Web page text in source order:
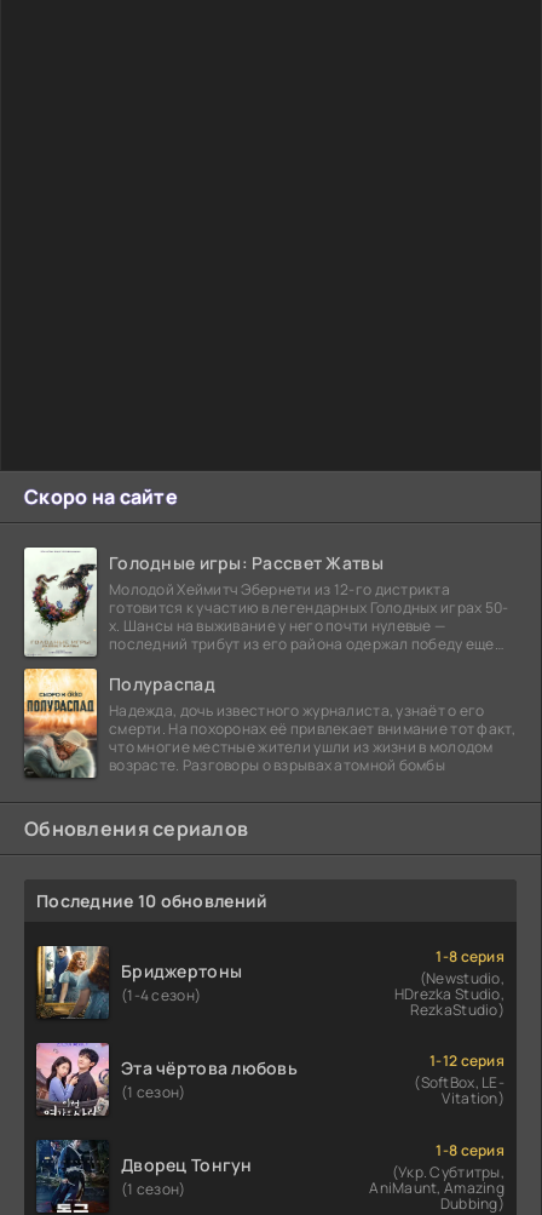
Скоро на сайте
Голодные игры: Рассвет Жатвы
Молодой Хеймитч Эбернети из 12-го дистрикта
готовится к участию в легендарных Голодных играх 50-
х. Шансы на выживание у него почти нулевые —
последний трибут из его района одержал победу еще
Полураспад
Надежда, дочь известного журналиста, узнаёт о его
смерти. На похоронах её привлекает внимание тот факт,
что многие местные жители ушли из жизни в молодом
возрасте. Разговоры о взрывах атомной бомбы
Обновления сериалов
Последние 10 обновлений
Бриджертоны
(1-4 сезон)
1-8 серия
(Newstudio,
HDrezka Studio,
RezkaStudio)
Эта чёртова любовь
(1 сезон)
1-12 серия
(SoftBox, LE-
Vitation)
Дворец Тонгун
(1 сезон)
1-8 серия
(Укр. Субтитры,
AniMaunt, Amazing
Dubbing)